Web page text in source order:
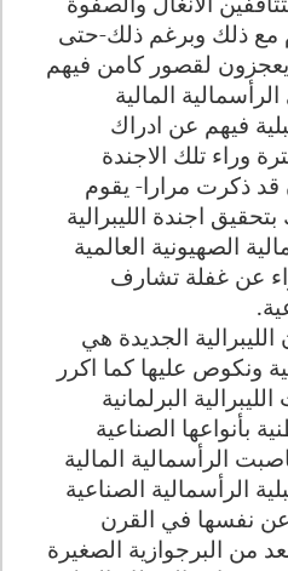
مع ذلك وبرغم ذلك-حتى
يعجزون لقصور كامن فيهم
المالية
فيهم عن ادراك
وراء تلك الاجندة
قد ذكرت مرارا- يقوم
اجندة الليبرالية
الصهيونية العالمية
عن غفلة تشارف
الجديدة هي
ونكوص عليها كما اكرر
البرلمانية
بأنواعها الصناعية
الرأسمالية المالية
الرأسمالية الصناعية
نفسها في القرن
من البرجوازية الصغيرة